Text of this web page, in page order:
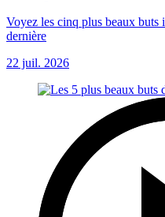
Voyez les cinq plus beaux buts
dernière
22 juil. 2026